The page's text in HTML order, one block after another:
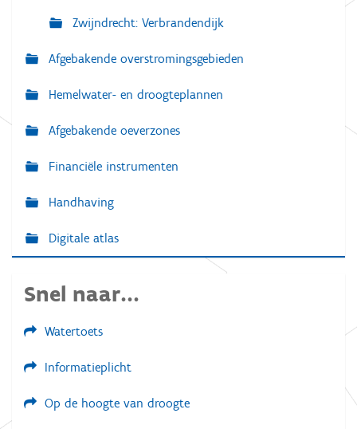
Zwijndrecht: Verbrandendijk
Afgebakende overstromingsgebieden
Hemelwater- en droogteplannen
Afgebakende oeverzones
Financiële instrumenten
Handhaving
Digitale atlas
Snel naar...
Watertoets
Informatieplicht
Op de hoogte van droogte